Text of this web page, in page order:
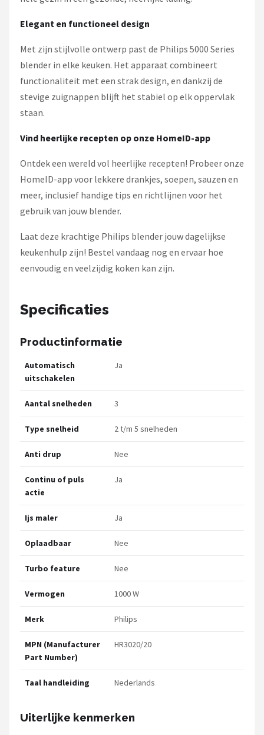
Elegant en functioneel design
Met zijn stijlvolle ontwerp past de Philips 5000 Series
blender in elke keuken. Het apparaat combineert
functionaliteit met een strak design, en dankzij de
stevige zuignappen blijft het stabiel op elk oppervlak
staan.
Vind heerlijke recepten op onze HomeID-app
Ontdek een wereld vol heerlijke recepten! Probeer onze
HomeID-app voor lekkere drankjes, soepen, sauzen en
meer, inclusief handige tips en richtlijnen voor het
gebruik van jouw blender.
Laat deze krachtige Philips blender jouw dagelijkse
keukenhulp zijn! Bestel vandaag nog en ervaar hoe
eenvoudig en veelzijdig koken kan zijn.
Specificaties
Productinformatie
Automatisch
uitschakelen
Ja
Aantal snelheden 3
Type snelheid 2 t/m 5 snelheden
Anti drup Nee
Continu of puls
actie
Ja
Ijs maler Ja
Oplaadbaar Nee
Turbo feature Nee
Vermogen 1000 W
Merk Philips
MPN (Manufacturer
Part Number)
HR3020/20
Taal handleiding Nederlands
Uiterlijke kenmerken